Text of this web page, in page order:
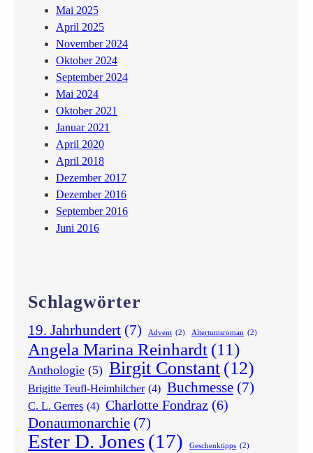
e
s
e
r
–
W
i
n
Mai 2025
April 2025
November 2024
Oktober 2024
September 2024
Mai 2024
Oktober 2021
Januar 2021
April 2020
April 2018
Dezember 2017
Dezember 2016
September 2016
Juni 2016
Schlagwörter
19. Jahrhundert (7) Advent (2) Altertumsroman (2)
Angela Marina Reinhardt (11)
Anthologie (5) Birgit Constant (12)
Brigitte Teufl-Heimhilcher (4) Buchmesse (7)
C. L. Gerres (4) Charlotte Fondraz (6)
Donaumonarchie (7)
Ester D. Jones(17) Geschenktipps (2)